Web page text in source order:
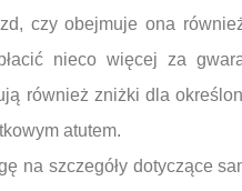
czy obejmuje ona
nieco więcej za
również zniżki dla
atutem.
na szczegóły dotyczące